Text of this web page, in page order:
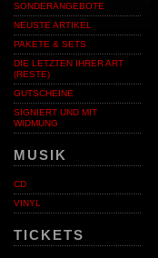
SONDERANGEBOTE
NEUSTE ARTIKEL
PAKETE & SETS
DIE LETZTEN IHRER ART
(RESTE)
GUTSCHEINE
SIGNIERT UND MIT
WIDMUNG
MUSIK
CD
VINYL
TICKETS